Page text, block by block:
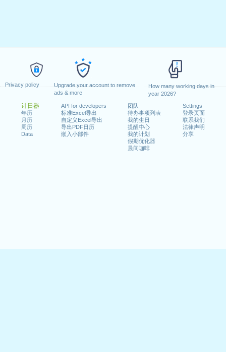
Privacy policy
Upgrade your account to remove
ads & more
How many working days in
year 2026?
计日器
年历
月历
周历
Data
API for developers
标准Excel导出
自定义Excel导出
导出PDF日历
嵌入小部件
团队
待办事项列表
我的生日
提醒中心
我的计划
假期优化器
晨间咖啡
Settings
登录页面
联系我们
法律声明
分享